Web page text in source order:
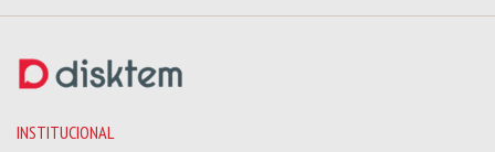
INSTITUCIONAL